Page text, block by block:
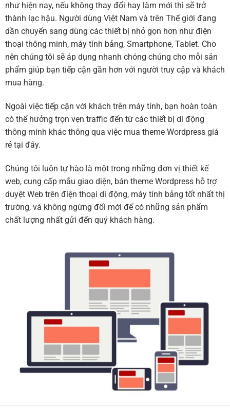
như hiện nay, nếu không thay đổi hay làm mới thì sẽ trở
thành lạc hậu. Người dùng Việt Nam và trên Thế giới đang
dần chuyển sang dùng các thiết bị nhỏ gọn hơn như điện
thoại thông minh, máy tính bảng, Smartphone, Tablet. Cho
nên chúng tôi sẽ áp dụng nhanh chóng chúng cho mỗi sản
phẩm giúp bạn tiếp cận gần hơn với người truy cập và khách
mua hàng.
Ngoài việc tiếp cận với khách trên máy tính, bạn hoàn toàn
có thể hưởng trọn vẹn traffic đến từ các thiết bị di động
thông minh khác thông qua việc mua theme Wordpress giá
rẻ tại đây.
Chúng tôi luôn tự hào là một trong những đơn vị thiết kế
web, cung cấp mẫu giao diện, bán theme Wordpress hỗ trợ
duyệt Web trên điện thoại di động, máy tính bảng tốt nhất thị
trường, và không ngừng đổi mới để có những sản phẩm
chất lượng nhất gửi đến quý khách hàng.